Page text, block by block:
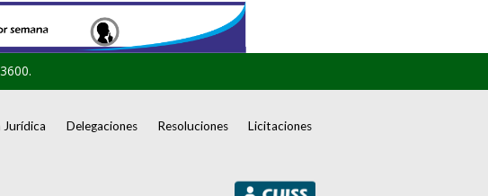
Jurídica Delegaciones Resoluciones Licitaciones